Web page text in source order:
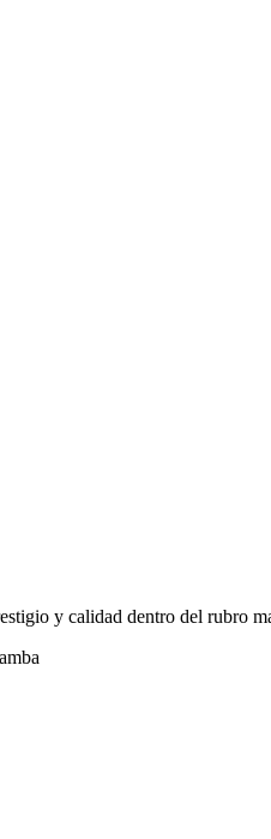
y calidad dentro del rubro